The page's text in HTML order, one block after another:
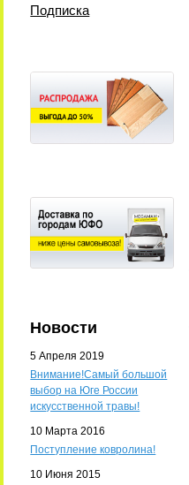
Подписка
Новости
5 Апреля 2019
Внимание!Самый большой
выбор на Юге России
искусственной травы!
10 Марта 2016
Поступление ковролина!
10 Июня 2015